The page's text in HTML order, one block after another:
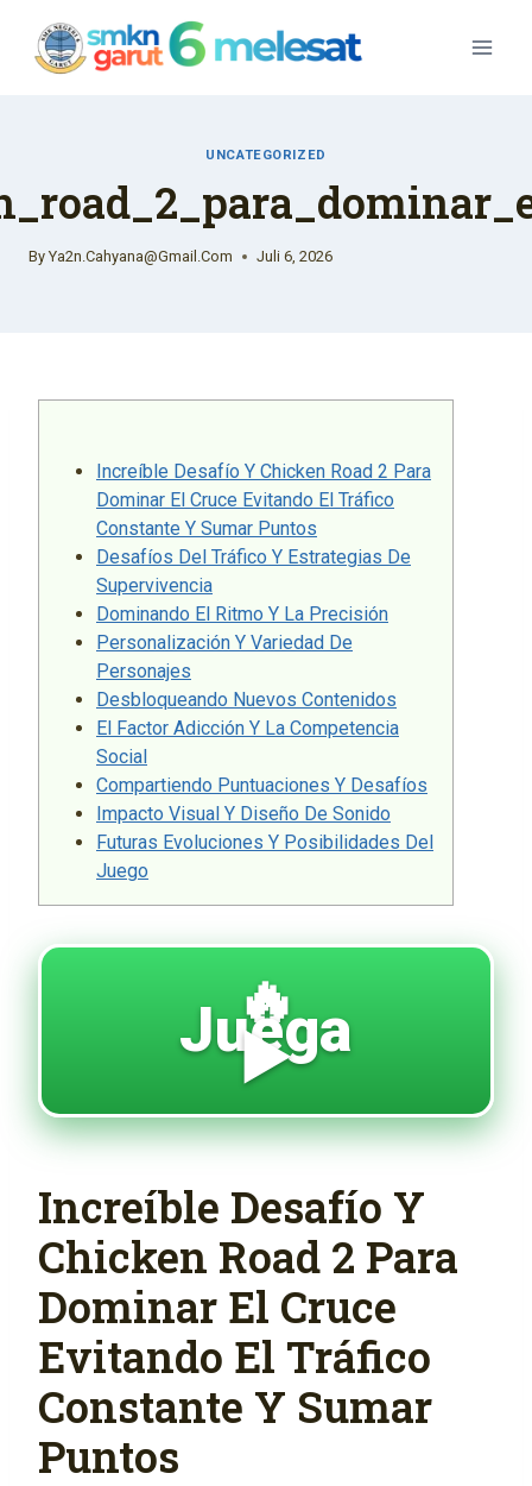
Content
UNCATEGORIZED
By Ya2n.cahyana@gmail.com Juli 6, 2026
Increíble Desafío Y Chicken Road 2 Para
Dominar El Cruce Evitando El Tráfico
Constante Y Sumar Puntos
Desafíos Del Tráfico Y Estrategias De
Supervivencia
Dominando El Ritmo Y La Precisión
Personalización Y Variedad De
Personajes
Desbloqueando Nuevos Contenidos
El Factor Adicción Y La Competencia
Social
Compartiendo Puntuaciones Y Desafíos
Impacto Visual Y Diseño De Sonido
Futuras Evoluciones Y Posibilidades Del
Juego
🔥
Juega
▶️
Increíble Desafío Y
Chicken Road 2 Para
Dominar El Cruce
Evitando El Tráfico
Constante Y Sumar
Puntos